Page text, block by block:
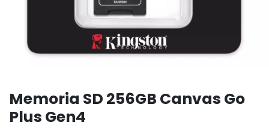
Memoria SD 256GB Canvas Go
Plus Gen4